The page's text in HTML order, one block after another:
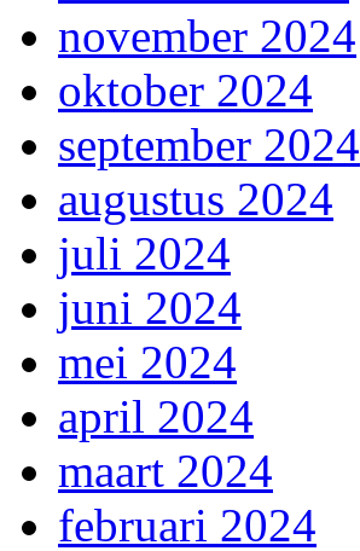
november 2024
oktober 2024
september 2024
augustus 2024
juli 2024
juni 2024
mei 2024
april 2024
maart 2024
februari 2024